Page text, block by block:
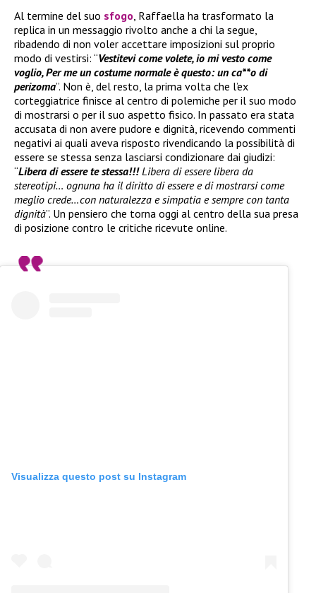
Al termine del suo sfogo, Raffaella ha trasformato la
replica in un messaggio rivolto anche a chi la segue,
ribadendo di non voler accettare imposizioni sul proprio
modo di vestirsi: “Vestitevi come volete, io mi vesto come
voglio, Per me un costume normale è questo: un ca**o di
perizoma”. Non è, del resto, la prima volta che l’ex
corteggiatrice finisce al centro di polemiche per il suo modo
di mostrarsi o per il suo aspetto fisico. In passato era stata
accusata di non avere pudore e dignità, ricevendo commenti
negativi ai quali aveva risposto rivendicando la possibilità di
essere se stessa senza lasciarsi condizionare dai giudizi:
“Libera di essere te stessa!!!Libera di essere libera da
stereotipi… ognuna ha il diritto di essere e di mostrarsi come
meglio crede…con naturalezza e simpatia e sempre con tanta
dignità”. Un pensiero che torna oggi al centro della sua presa
di posizione contro le critiche ricevute online.
Visualizza questo post su Instagram